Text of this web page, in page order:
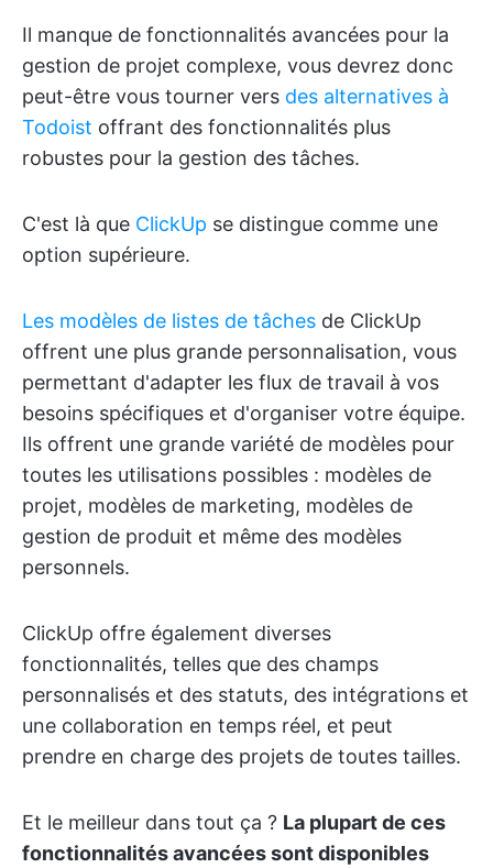
Il manque de fonctionnalités avancées pour la
gestion de projet complexe, vous devrez donc
peut-être vous tourner vers des alternatives à
Todoist offrant des fonctionnalités plus
robustes pour la gestion des tâches.
C'est là que ClickUp se distingue comme une
option supérieure.
Les modèles de listes de tâches de ClickUp
offrent une plus grande personnalisation, vous
permettant d'adapter les flux de travail à vos
besoins spécifiques et d'organiser votre équipe.
Ils offrent une grande variété de modèles pour
toutes les utilisations possibles : modèles de
projet, modèles de marketing, modèles de
gestion de produit et même des modèles
personnels.
ClickUp offre également diverses
fonctionnalités, telles que des champs
personnalisés et des statuts, des intégrations et
une collaboration en temps réel, et peut
prendre en charge des projets de toutes tailles.
Et le meilleur dans tout ça ? La plupart de ces
fonctionnalités avancées sont disponibles